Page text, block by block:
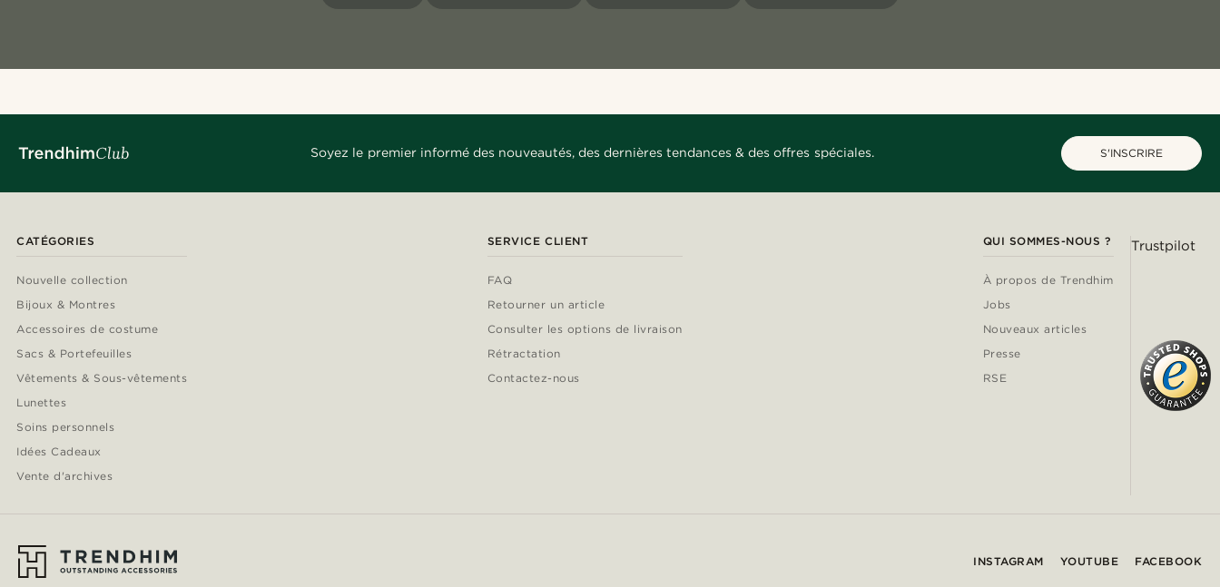
Soyez le premier informé des nouveautés, des dernières tendances & des offres spéciales. S'INSCRIRE
CATÉGORIES
Nouvelle collection
Bijoux & Montres
Accessoires de costume
Sacs & Portefeuilles
Vêtements & Sous-vêtements
Lunettes
Soins personnels
Idées Cadeaux
Vente d'archives
SERVICE CLIENT
FAQ
Retourner un article
Consulter les options de livraison
Rétractation
Contactez-nous
QUI SOMMES-NOUS ?
À propos de Trendhim
Jobs
Nouveaux articles
Presse
RSE
Trustpilot
INSTAGRAM YOUTUBE FACEBOOK